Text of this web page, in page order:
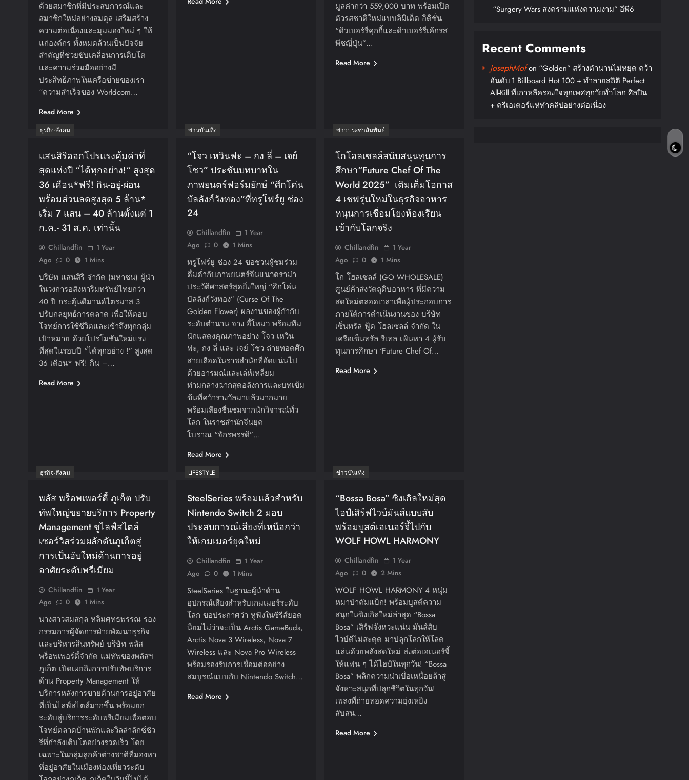
ด้วยสมาชิกที่มีประสบการณ์และ
สมาชิกใหม่อย่างสมดุล เสริมสร้าง
ความต่อเนื่องและมุมมองใหม่ ๆ ให้
แก่องค์กร ทั้งหมดล้วนเป็นปัจจัย
สำคัญที่ช่วยขับเคลื่อนการเติบโต
และความร่วมมืออย่างมี
ประสิทธิภาพในเครือข่ายของเรา
“ความสำเร็จของ Worldcom…
Read More
มูลค่ากว่า 559,000 บาท พร้อมเปิด
ตัวรสชาติใหม่แบบลิมิเต็ด อิดิชั่น
“ดิวเบอร์รี่คุกกี้และดิวเบอร์รี่เค้กรส
พีชญี่ปุ่น”…
Read More
ธุรกิจ-สังคม
แสนสิริออกโปรแรงคุ้มค่าที่
สุดแห่งปี “ได้ทุกอย่าง!“ สูงสุด
36 เดือน*ฟรี! กิน-อยู่-ผ่อน
พร้อมส่วนลดสูงสุด 5 ล้าน*
เริ่ม 7 แสน – 40 ล้านตั้งแต่ 1
ก.ค.- 31 ส.ค. เท่านั้น
Chillandfin
1 Year
Ago
0 1 Mins
บริษัท แสนสิริ จำกัด (มหาชน) ผู้นำ
ในวงการอสังหาริมทรัพย์ไทยกว่า
40 ปี กระตุ้นดีมานด์ไตรมาส 3
ปรับกลยุทธ์การตลาด เพื่อให้ตอบ
โจทย์การใช้ชีวิตและเข้าถึงทุกกลุ่ม
เป้าหมาย ด้วยโปรโมชันใหม่แรง
ที่สุดในรอบปี “ได้ทุกอย่าง !” สูงสุด
36 เดือน* ฟรี! กิน –…
Read More
ข่าวบันเทิง
“โจว เหวินฟะ – กง ลี่ – เจย์
โชว” ประชันบทบาทใน
ภาพยนตร์ฟอร์มยักษ์ “ศึกโค่น
บัลลังก์วังทอง”ที่ทรูโฟร์ยู ช่อง
24
Chillandfin
1 Year
Ago
0 1 Mins
ทรูโฟร์ยู ช่อง 24 ขอชวนผู้ชมร่วม
ดื่มด่ำกับภาพยนตร์จีนแนวดราม่า
ประวัติศาสตร์สุดยิ่งใหญ่ “ศึกโค่น
บัลลังก์วังทอง” (Curse Of The
Golden Flower) ผลงานของผู้กำกับ
ระดับตำนาน จาง อี้โหมว พร้อมทีม
นักแสดงคุณภาพอย่าง โจว เหวิน
ฟะ, กง ลี่ และ เจย์ โชว ถ่ายทอดศึก
สายเลือดในราชสำนักที่อัดแน่นไป
ด้วยอารมณ์และเล่ห์เหลี่ยม
ท่ามกลางฉากสุดอลังการและบทเข้ม
ข้นที่คว้ารางวัลมาแล้วมากมาย
พร้อมเสียงชื่นชมจากนักวิจารณ์ทั่ว
โลก ในราชสำนักจีนยุค
โบราณ “จักรพรรดิ”…
Read More
ข่าวประชาสัมพันธ์
โกโฮลเซลล์สนับสนุนทุนการ
ศึกษา“Future Chef Of The
World 2025” เติมเต็มโอกาส
4 เชฟรุ่นใหม่ในธุรกิจอาหาร
หนุนการเชื่อมโยงห้องเรียน
เข้ากับโลกจริง
Chillandfin
1 Year
Ago
0 1 Mins
โก โฮลเซลล์ (GO WHOLESALE)
ศูนย์ค้าส่งวัตถุดิบอาหาร ที่มีความ
สดใหม่ตลอดเวลาเพื่อผู้ประกอบการ
ภายใต้การดำเนินงานของ บริษัท
เซ็นทรัล ฟู้ด โฮลเซลล์ จำกัด ใน
เครือเซ็นทรัล รีเทล เฟ้นหา 4 ผู้รับ
ทุนการศึกษา ‘Future Chef Of…
Read More
ธุรกิจ-สังคม
พลัส พร็อพเพอร์ตี้ ภูเก็ต ปรับ
ทัพใหญ่ขยายบริการ Property
Management ชูไลฟ์สไตล์
เซอร์วิสร่วมผลักดันภูเก็ตสู่
การเป็นฮับใหม่ด้านการอยู่
อาศัยระดับพรีเมียม
Chillandfin
1 Year
Ago
0 1 Mins
นางสาวสมสกุล หลิมศุทธพรรณ รอง
กรรมการผู้จัดการฝ่ายพัฒนาธุรกิจ
และบริหารสินทรัพย์ บริษัท พลัส
พร็อพเพอร์ตี้จำกัด แม่ทัพของพลัสฯ
ภูเก็ต เปิดเผยถึงการปรับทัพบริการ
ด้าน Property Management ให้
บริการหลังการขายด้านการอยู่อาศัย
ที่เป็นไลฟ์สไตล์มากขึ้น พร้อมยก
ระดับสู่บริการระดับพรีเมียมเพื่อตอบ
โจทย์ตลาดบ้านพักและวิลล่าลักซ์ชัว
รีที่กำลังเติบโตอย่างรวดเร็ว โดย
เฉพาะในกลุ่มลูกค้าต่างชาติที่มองหา
ที่อยู่อาศัยในเมืองท่องเที่ยวระดับ
LIFESTYLE
SteelSeries พร้อมแล้วสำหรับ
Nintendo Switch 2 มอบ
ประสบการณ์เสียงที่เหนือกว่า
ให้เกมเมอร์ยุคใหม่
Chillandfin
1 Year
Ago
0 1 Mins
SteelSeries ในฐานะผู้นำด้าน
อุปกรณ์เสียงสำหรับเกมเมอร์ระดับ
โลก ขอประกาศว่า หูฟังในซีรีส์ยอด
นิยมไม่ว่าจะเป็น Arctis GameBuds,
Arctis Nova 3 Wireless, Nova 7
Wireless และ Nova Pro Wireless
พร้อมรองรับการเชื่อมต่ออย่าง
สมบูรณ์แบบกับ Nintendo Switch…
Read More
ข่าวบันเทิง
“Bossa Bosa” ซิงเกิลใหม่สุด
ไฮป์เสิร์ฟไวบ์มันส์แบบสับ
พร้อมบูสต์เอเนอร์จี้ไปกับ
WOLF HOWL HARMONY
Chillandfin
1 Year
Ago
0 2 Mins
WOLF HOWL HARMONY 4 หนุ่ม
หมาป่าคัมแบ็ก! พร้อมบูสต์ความ
สนุกในซิงเกิลใหม่ล่าสุด “Bossa
Bosa” เสิร์ฟจังหวะแน่น มันส์สับ
ไวบ์ดีไม่สะดุด มาปลุกโลกให้โลด
แล่นด้วยพลังสดใหม่ ส่งต่อเอเนอร์จี้
ให้แฟน ๆ ได้ไฮป์ในทุกวัน! “Bossa
Bosa” พลิกความน่าเบื่อเหนื่อยล้าสู่
จังหวะสนุกที่ปลุกชีวิตในทุกวัน!
เพลงที่ถ่ายทอดความยุ่งเหยิง
สับสน…
Read More
“Surgery Wars สงครามแห่งความงาม” อีพี6
Recent Comments
JosephMofon “Golden” สร้างตำนานไม่หยุด คว้า
อันดับ 1 Billboard Hot 100 + ทำลายสถิติ Perfect
All-Kill ที่เกาหลีครองใจทุกเพศทุกวัยทั่วโลก ศิลปิน
+ ครีเอเตอร์แห่ทำคลิปอย่างต่อเนื่อง